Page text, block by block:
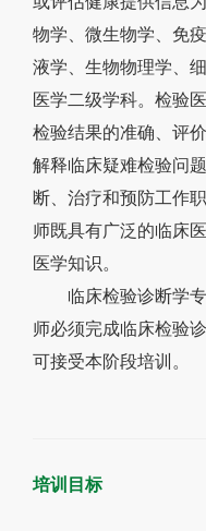
物学、微生物学、免
液学、生物物理学、
医学二级学科。检验
检验结果的准确、评
解释临床疑难检验问
断、治疗和预防工作
师既具有广泛的临床
医学知识。
临床检验诊断学
师必须完成临床检验
可接受本阶段培训。
培训目标